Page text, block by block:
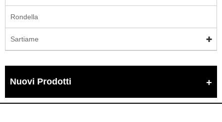
Rondella
Sartiame
Nuovi Prodotti